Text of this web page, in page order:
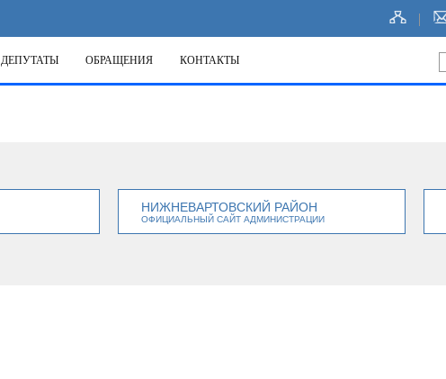
ДЕПУТАТЫ ОБРАЩЕНИЯ КОНТАКТЫ
НИЖНЕВАРТОВСКИЙ РАЙОН
ОФИЦИАЛЬНЫЙ САЙТ АДМИНИСТРАЦИИ